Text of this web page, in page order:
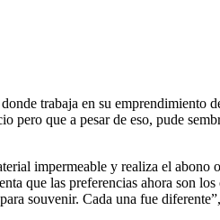
trabaja en su
que a pesar de eso, pude
impermeable y realiza el abono
que las preferencias ahora son
souvenir. Cada una fue